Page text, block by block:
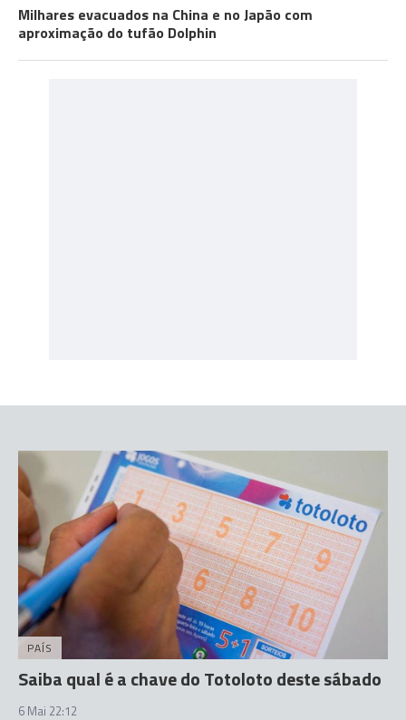
Milhares evacuados na China e no Japão com
aproximação do tufão Dolphin
PAÍS
Saiba qual é a chave do Totoloto deste sábado
6 Mai 22:12